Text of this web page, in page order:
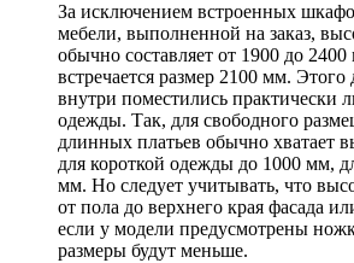
За исключением встроенных
мебели, выполненной на заказ,
обычно составляет от 1900 до
встречается размер 2100 мм. Этого
внутри поместились практически
одежды. Так, для свободного
длинных платьев обычно хватает
для короткой одежды до 1000 мм,
мм. Но следует учитывать, что
от пола до верхнего края фасада
если у модели предусмотрены
размеры будут меньше.